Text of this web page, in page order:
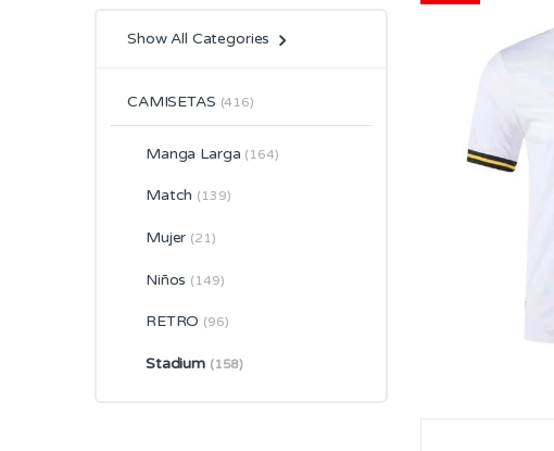
Show All Categories
CAMISETAS (416)
Manga Larga (164)
Match (139)
Mujer (21)
Niños (149)
RETRO (96)
Stadium (158)